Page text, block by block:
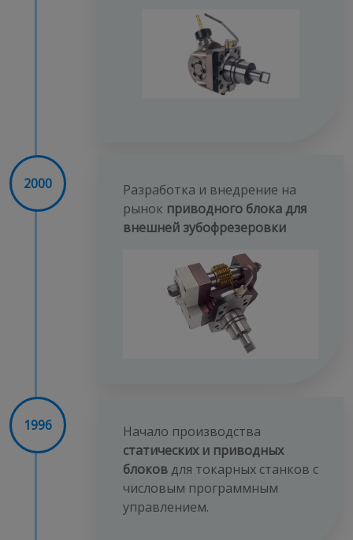
Разработка и внедрение на
рынок приводного блока для
внешней зубофрезеровки
2000
Начало производства
статических и приводных
блоков для токарных станков с
числовым программным
управлением.
1996